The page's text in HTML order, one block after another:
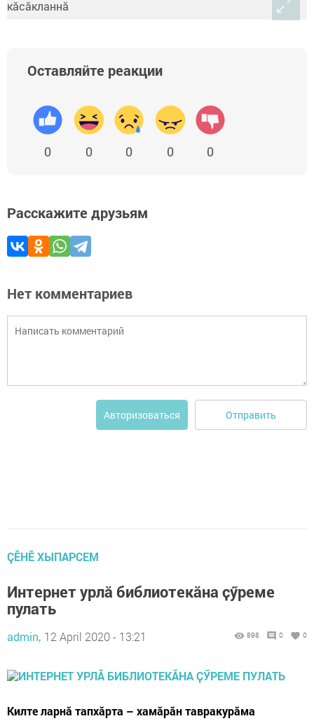
Оставляйте реакции
0 0 0 0 0
Расскажите друзьям
Нет комментариев
Авторизоваться Отправить
ÇӖНӖ ХЫПАРСЕМ
Интернет урлӑ библиотекӑна ҫӳреме
пулать
admin, 12 April 2020 - 13:21 898 0 0
Килте ларнă тапхăрта – хамăрăн тавракурăма